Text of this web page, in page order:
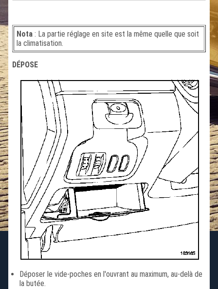
Nota: La partie réglage en site est la même quelle que soit
la climatisation.
DÉPOSE
Déposer le vide-poches en l'ouvrant au maximum, au-delà de
la butée.